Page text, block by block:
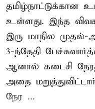
தமிழ்நாட்டுக்கான
உள்ளது. இந்த
இரு மாநில
3-ந்தேதி
ஆனால் கடைசி
அதை
நேர ...